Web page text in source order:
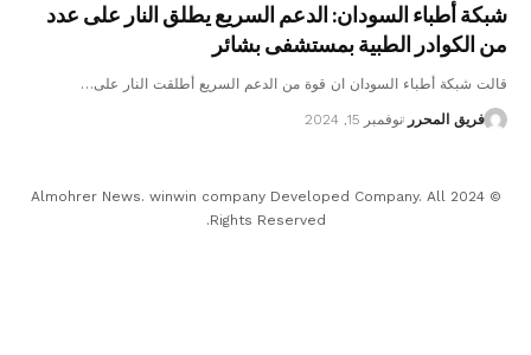
شبكة أطباء السودان: الدعم السريع يطلق النار على عدد
من الكوادر الطبية بمستشفى بشائر
قالت شبكة أطباء السودان ان قوة من الدعم السريع أطلقت النار على…
فريق المحرر نوفمبر 15, 2024
© 2024 Almohrer News. winwin company Developed Company. All
Rights Reserved.